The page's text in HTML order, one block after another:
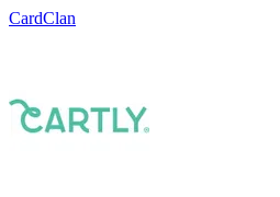
CardClan